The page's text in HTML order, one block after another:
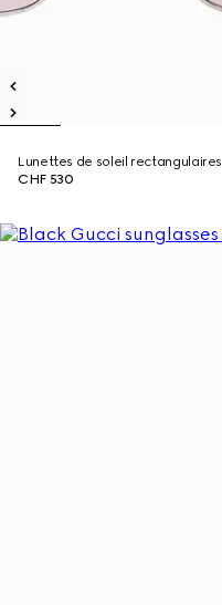
Lunettes de soleil rectangulaires
CHF 530